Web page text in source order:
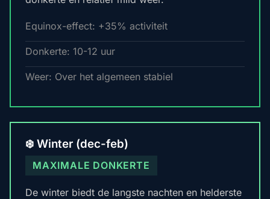
Equinox-effect: +35% activiteit
Donkerte: 10-12 uur
Weer: Over het algemeen stabiel
❄️ Winter (dec-feb)
MAXIMALE DONKERTE
De winter biedt de langste nachten en helderste